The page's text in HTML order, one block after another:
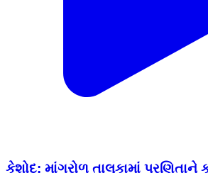
કેશોદ: માંગરોળ તાલુકામાં પરણિતાને